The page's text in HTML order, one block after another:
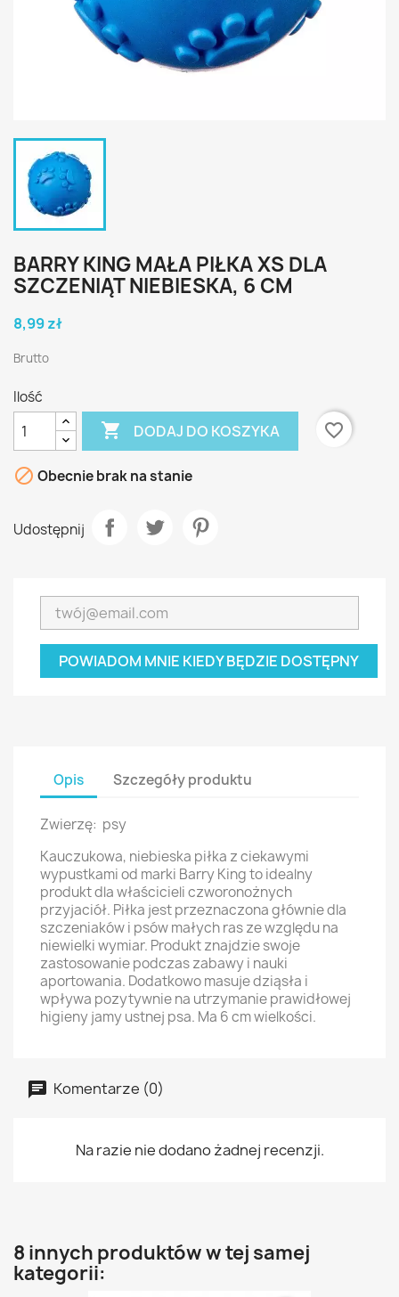
BARRY KING MAŁA PIŁKA XS DLA
SZCZENIĄT NIEBIESKA, 6 CM
8,99 zł
Brutto
Ilość
 DODAJ DO KOSZYKA favorite_border
 Obecnie brak na stanie
Udostępnij
POWIADOM MNIE KIEDY BĘDZIE DOSTĘPNY
Opis Szczegóły produktu
Zwierzę: psy
Kauczukowa, niebieska piłka z ciekawymi
wypustkami od marki Barry King to idealny
produkt dla właścicieli czworonożnych
przyjaciół. Piłka jest przeznaczona głównie dla
szczeniaków i psów małych ras ze względu na
niewielki wymiar. Produkt znajdzie swoje
zastosowanie podczas zabawy i nauki
aportowania. Dodatkowo masuje dziąsła i
wpływa pozytywnie na utrzymanie prawidłowej
higieny jamy ustnej psa. Ma 6 cm wielkości.
Komentarze (0)
Na razie nie dodano żadnej recenzji.
8 innych produktów w tej samej
kategorii: